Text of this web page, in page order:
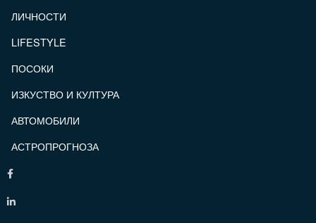
ЛИЧНОСТИ
LIFESTYLE
ПОСОКИ
ИЗКУСТВО И КУЛТУРА
АВТОМОБИЛИ
АСТРОПРОГНОЗА